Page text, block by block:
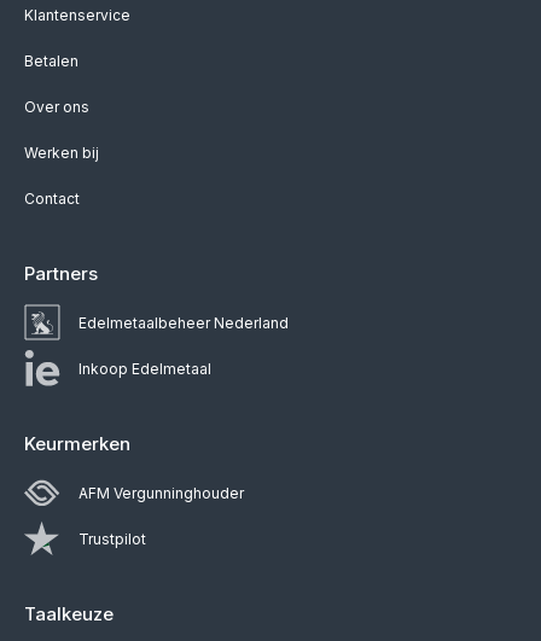
Klantenservice
Betalen
Over ons
Werken bij
Contact
Partners
Edelmetaalbeheer Nederland
Inkoop Edelmetaal
Keurmerken
AFM Vergunninghouder
Trustpilot
Taalkeuze